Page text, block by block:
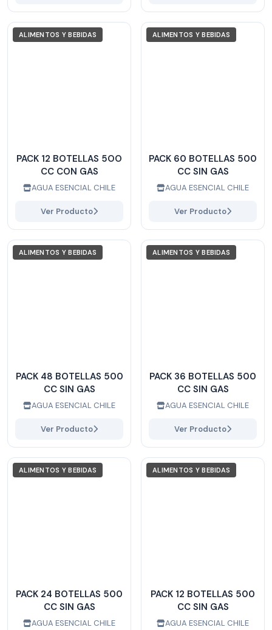
ALIMENTOS Y BEBIDAS
PACK 12 BOTELLAS 5OO
CC CON GAS
AGUA ESENCIAL CHILE
Ver Producto
ALIMENTOS Y BEBIDAS
PACK 60 BOTELLAS 500
CC SIN GAS
AGUA ESENCIAL CHILE
Ver Producto
ALIMENTOS Y BEBIDAS
PACK 48 BOTELLAS 500
CC SIN GAS
AGUA ESENCIAL CHILE
Ver Producto
ALIMENTOS Y BEBIDAS
PACK 36 BOTELLAS 500
CC SIN GAS
AGUA ESENCIAL CHILE
Ver Producto
ALIMENTOS Y BEBIDAS
PACK 24 BOTELLAS 500
CC SIN GAS
AGUA ESENCIAL CHILE
ALIMENTOS Y BEBIDAS
PACK 12 BOTELLAS 500
CC SIN GAS
AGUA ESENCIAL CHILE